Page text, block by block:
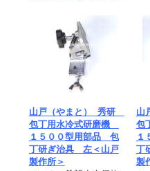
山戸（やまと） 秀研
包丁用水冷式研磨機
１５００型用部品 包
丁研ぎ治具 左＜山戸
製作所＞
山
包
１
丁
製